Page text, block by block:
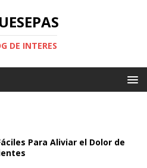
DE INTERES
Para Aliviar el Dolor de